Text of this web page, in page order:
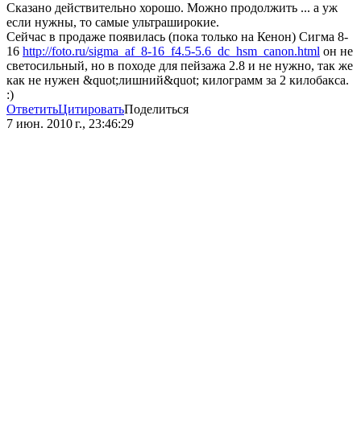
Сказано действительно хорошо. Можно продолжить ... а уж
если нужны, то самые ультраширокие.
Сейчас в продаже появилась (пока только на Кенон) Сигма 8-
16 http://foto.ru/sigma_af_8-16_f4.5-5.6_dc_hsm_canon.html он не
светосильный, но в походе для пейзажа 2.8 и не нужно, так же
как не нужен &quot;лишний&quot; килограмм за 2 килобакса.
:)
ОтветитьЦитироватьПоделиться
7 июн. 2010 г., 23:46:29